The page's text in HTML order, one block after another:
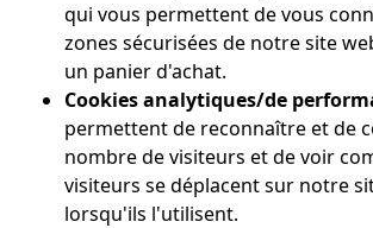
qui vous permettent de vous
zones sécurisées de notre site
un panier d'achat.
Cookies analytiques/de
permettent de reconnaître et de
nombre de visiteurs et de voir
visiteurs se déplacent sur notre
lorsqu'ils l'utilisent.